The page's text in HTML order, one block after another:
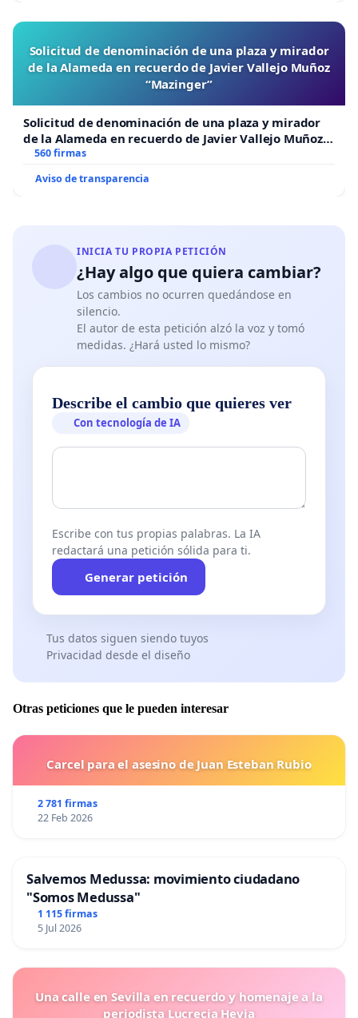
Solicitud de denominación de una plaza y mirador
de la Alameda en recuerdo de Javier Vallejo Muñoz
“Mazinger”
Solicitud de denominación de una plaza y mirador
de la Alameda en recuerdo de Javier Vallejo Muñoz
“Mazinger”
560 firmas
Aviso de transparencia
INICIA TU PROPIA PETICIÓN
¿Hay algo que quiera cambiar?
Los cambios no ocurren quedándose en
silencio.
El autor de esta petición alzó la voz y tomó
medidas. ¿Hará usted lo mismo?
Describe el cambio que quieres ver
Con tecnología de IA
Escribe con tus propias palabras. La IA
redactará una petición sólida para ti.
Generar petición
Tus datos siguen siendo tuyos
Privacidad desde el diseño
Otras peticiones que le pueden interesar
Carcel para el asesino de Juan Esteban Rubio
2 781 firmas
22 Feb 2026
Salvemos Medussa: movimiento ciudadano
"Somos Medussa"
1 115 firmas
5 Jul 2026
Una calle en Sevilla en recuerdo y homenaje a la
periodista Lucrecia Hevia